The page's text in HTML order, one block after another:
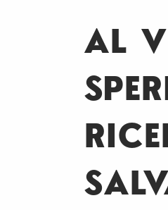
Copyright
CONTATTACI
AL